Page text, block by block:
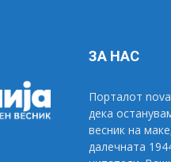
ЗА НАС
Порталот
дека
весник на
далечната